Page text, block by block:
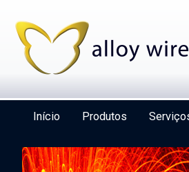
Início Produtos